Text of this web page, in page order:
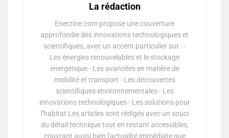
La rédaction
Enerzine.com propose une couverture
approfondie des innovations technologiques et
scientifiques, avec un accent particulier sur : -
Les énergies renouvelables et le stockage
énergétique - Les avancées en matière de
mobilité et transport - Les découvertes
scientifiques environnementales - Les
innovations technologiques - Les solutions pour
l'habitat Les articles sont rédigés avec un souci
du détail technique tout en restant accessibles,
couvrant aussi bien l'actualité immédiate que